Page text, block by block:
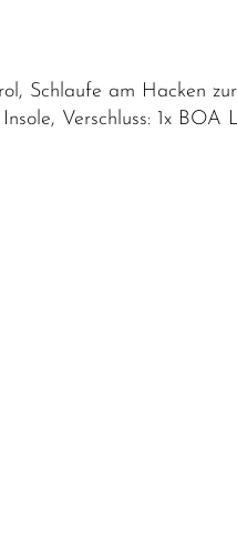
Schlaufe am Hacken
Verschluss: 1x BOA